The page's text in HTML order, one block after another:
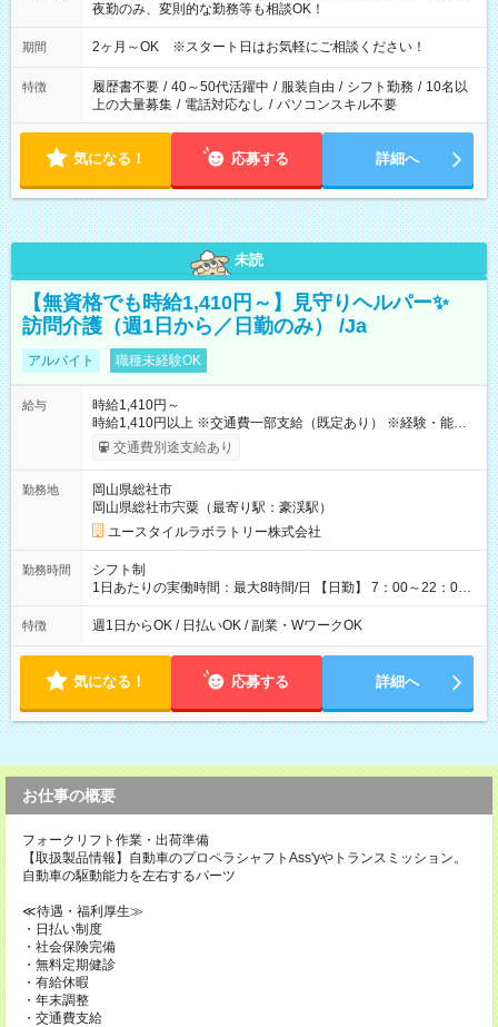
夜勤のみ、変則的な勤務等も相談OK！
期間 2ヶ月～OK ※スタート日はお気軽にご相談ください！
特徴 履歴書不要 / 40～50代活躍中 / 服装自由 / シフト勤務 / 10名以
上の大量募集 / 電話対応なし / パソコンスキル不要
気になる！ 応募する 詳細へ
未読
【無資格でも時給1,410円～】見守りヘルパー✨
訪問介護（週1日から／日勤のみ） /Ja
アルバイト 職種未経験OK
給与
時給1,410円～
時給1,410円以上 ※交通費一部支給（既定あり） ※経験・能力を
考慮して決定します 【収入例】 週1回勤務の場合：1,410円×8時
間×4回=4万5,120円 週3回勤務の場合：1,410円×8時間×12回
5,600円 【試用期間】試用期間あり 試用期間の長さ：2ヶ月
※ 雇用形態と給与に、本採用時と異なる部分があります。 雇用
形態：本採用時と同じです。 給与：時給 1,050円以上
交通費別途支給あり
勤務地
岡山県総社市
岡山県総社市宍粟（最寄り駅：豪渓駅）
ユースタイルラボラトリー株式会社
勤務時間
シフト制
1日あたりの実働時間：最大8時間/日 【日勤】 7：00～22：00
の間で8時間勤務（休憩時間は法定通り） ※週1日～OK ／ 夜勤
なし ＊＊ 勤務時間例 ＊＊ ■8時から17時 ■9時から18時 ■10
定（毎週同じ曜日勤務）
特徴 週1日からOK / 日払いOK / 副業・WワークOK
気になる！ 応募する 詳細へ
お仕事の概要
フォークリフト作業・出荷準備
【取扱製品情報】自動車のプロペラシャフトAss'yやトランスミッション。
自動車の駆動能力を左右するパーツ
≪待遇・福利厚生≫
・日払い制度
・社会保険完備
・無料定期健診
・有給休暇
・年末調整
・交通費支給